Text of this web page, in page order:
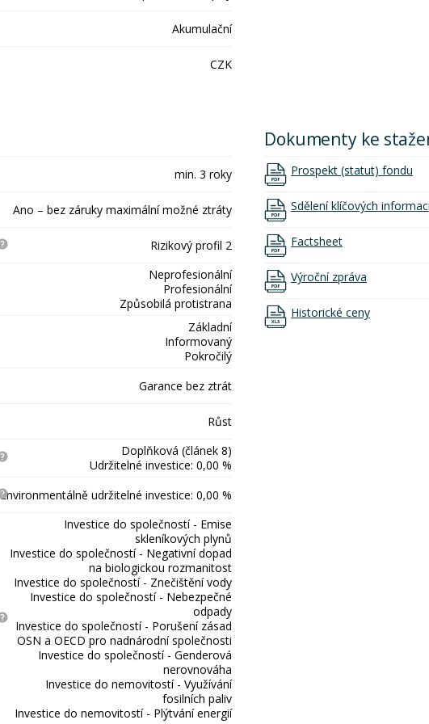
Akumulační
CZK
min. 3 roky
Ano – bez záruky maximální možné ztráty
Rizikový profil 2
Neprofesionální
Profesionální
Způsobilá protistrana
Základní
Informovaný
Pokročilý
Garance bez ztrát
Růst
Doplňková (článek 8)
Udržitelné investice: 0,00 %
Environmentálně udržitelné investice: 0,00 %
Investice do společností - Emise
skleníkových plynů
Investice do společností - Negativní dopad
na biologickou rozmanitost
Investice do společností - Znečištění vody
Investice do společností - Nebezpečné
odpady
Investice do společností - Porušení zásad
OSN a OECD pro nadnárodní společnosti
Investice do společností - Genderová
nerovnováha
Investice do nemovitostí - Využívání
fosilních paliv
Investice do nemovitostí - Plýtvání energií
Dokumenty ke
Prospekt (statut) fondu
Sdělení klíčových
Factsheet
Výroční zpráva
Historické ceny